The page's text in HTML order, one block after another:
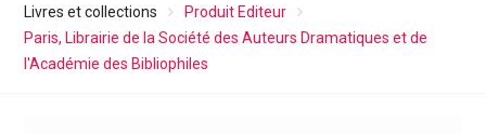
Livres et collections
Produit Editeur
Paris, Librairie de la Société des Auteurs Dramatiques et de
l'Académie des Bibliophiles